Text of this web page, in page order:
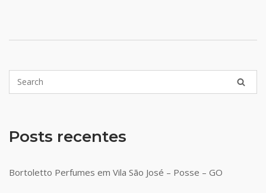
Posts recentes
Bortoletto Perfumes em Vila São José – Posse – GO